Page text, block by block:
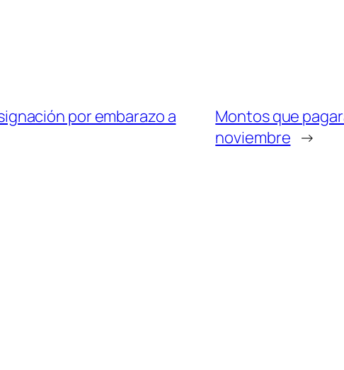
por embarazo a
Montos que
noviembre →